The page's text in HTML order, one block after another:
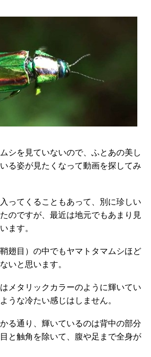
シを見ていないので、ふとあの美し
る姿が見たくなって動画を探してみ
ってくることもあって、別に珍しい
のですが、最近は地元でもあまり見
ます。
翅目）の中でもヤマトタマムシほど
いと思います。
メタリックカラーのように輝いてい
うな冷たい感じはしません。
る通り、輝いているのは背中の部分
と触角を除いて、腹や足まで全身が